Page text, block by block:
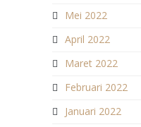
Mei 2022
April 2022
Maret 2022
Februari 2022
Januari 2022